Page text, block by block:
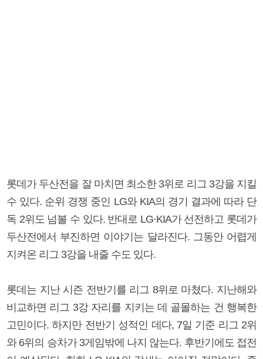
롯데가 두산전을 잘 마치면 최소한 3위로 리그 3강을 지킬
수 있다. 순위 경쟁 중인 LG와 KIA의 경기 결과에 따라 단
독 2위도 넘볼 수 있다. 반대로 LG·KIA가 선전하고 롯데가
두산전에서 부진하면 이야기는 달라진다. 그동안 어렵게
지켜온 리그 3강을 내줄 수도 있다.
롯데는 지난 시즌 전반기를 리그 8위로 마쳤다. 지난해와
비교하면 리그 3강 자리를 지키는 데 골몰하는 건 행복한
고민이다. 하지만 전반기 성적인 데다, 7일 기준 리그 2위
와 6위의 승차가 3게임밖에 나지 않는다. 후반기에도 접전